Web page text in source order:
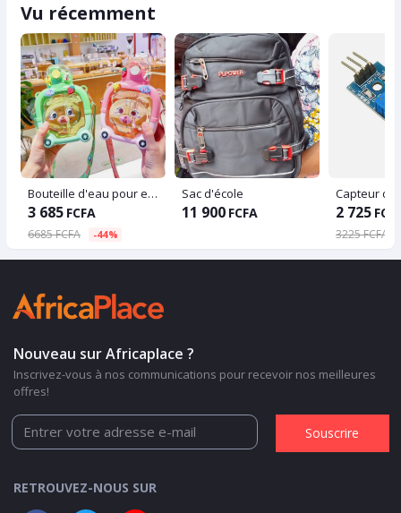
Vu récemment
Bouteille d'eau pour enfants
3 685 FCFA
6685 FCFA -44%
Sac d'école
11 900 FCFA
Capteur
2 725
3225 FCFA
Nouveau sur Africaplace ?
Inscrivez-vous à nos communications pour recevoir nos meilleures
offres!
Souscrire
RETROUVEZ-NOUS SUR